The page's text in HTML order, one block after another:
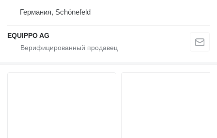
Германия, Schönefeld
EQUIPPO AG